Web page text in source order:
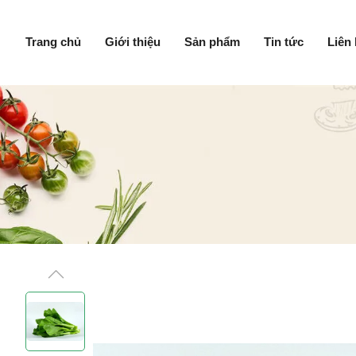
Trang chủ Giới thiệu Sản phẩm Tin tức Liên